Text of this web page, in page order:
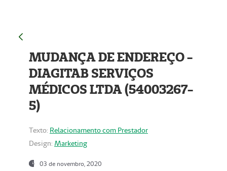
MUDANÇA DE ENDEREÇO -
DIAGITAB SERVIÇOS
MÉDICOS LTDA (54003267-
5)
Texto: Relacionamento com Prestador
Design: Marketing
03 de novembro, 2020